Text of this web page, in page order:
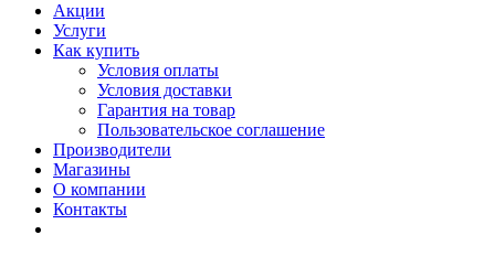
Акции
Услуги
Как купить
Условия оплаты
Условия доставки
Гарантия на товар
Пользовательское соглашение
Производители
Магазины
О компании
Контакты